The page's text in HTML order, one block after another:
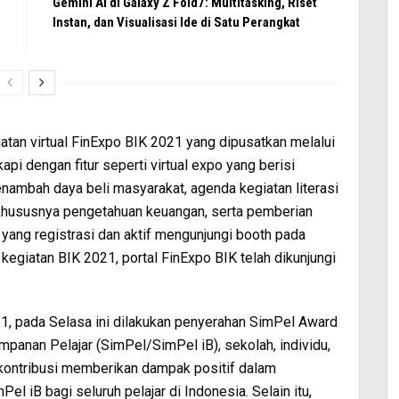
Instan, dan Visualisasi Ide di Satu Perangkat
virtual FinExpo BIK 2021 yang dipusatkan melalui
dengan fitur seperti virtual expo yang berisi
daya beli masyarakat, agenda kegiatan literasi
pengetahuan keuangan, serta pemberian
registrasi dan aktif mengunjungi booth pada
BIK 2021, portal FinExpo BIK telah dikunjungi
pada Selasa ini dilakukan penyerahan SimPel Award
Pelajar (SimPel/SimPel iB), sekolah, individu,
memberikan dampak positif dalam
iB bagi seluruh pelajar di Indonesia. Selain itu,